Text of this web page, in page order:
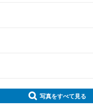
写真をすべて見る